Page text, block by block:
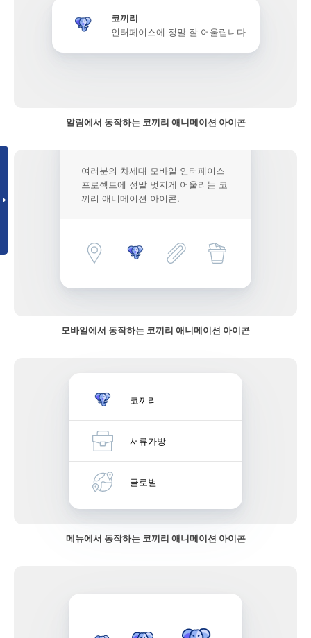
코끼리
인터페이스에 정말 잘 어울립니다
알림에서 동작하는 코끼리 애니메이션 아이콘
여러분의 차세대 모바일 인터페이스
프로젝트에 정말 멋지게 어울리는 코
끼리 애니메이션 아이콘.
모바일에서 동작하는 코끼리 애니메이션 아이콘
코끼리
서류가방
글로벌
메뉴에서 동작하는 코끼리 애니메이션 아이콘